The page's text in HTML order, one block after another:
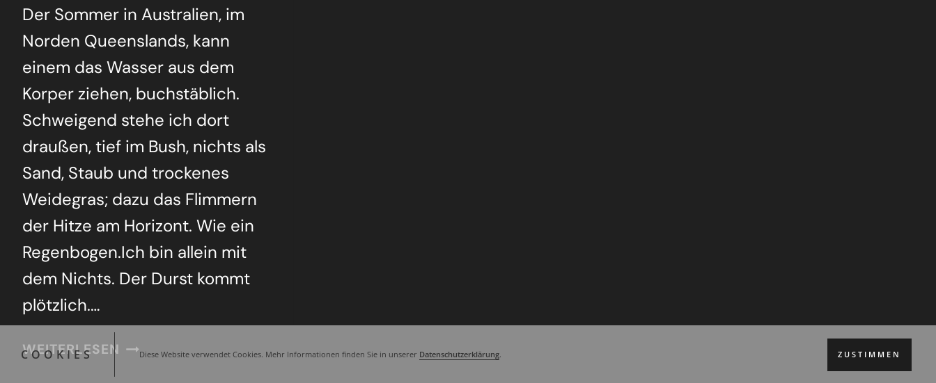
COOKIES Diese Website verwendet Cookies. Mehr Informationen finden Sie in unserer Datenschutzerklärung. ZUSTIMMEN
Der Som­mer in Aus­tra­li­en, im
Nor­den Queens­lands, kann
einem das Was­ser aus dem
Kor­per zie­hen, buch­stäb­lich.
Schwei­gend ste­he ich dort
drau­ßen, tief im Bush, nichts als
Sand, Staub und tro­cke­nes
Wei­de­gras; dazu das Flim­mern
der Hit­ze am Hori­zont. Wie ein
Regen­bo­gen.Ich bin allein mit
dem Nichts. Der Durst kommt
plötz­lich.…
WEITERLESEN VER­